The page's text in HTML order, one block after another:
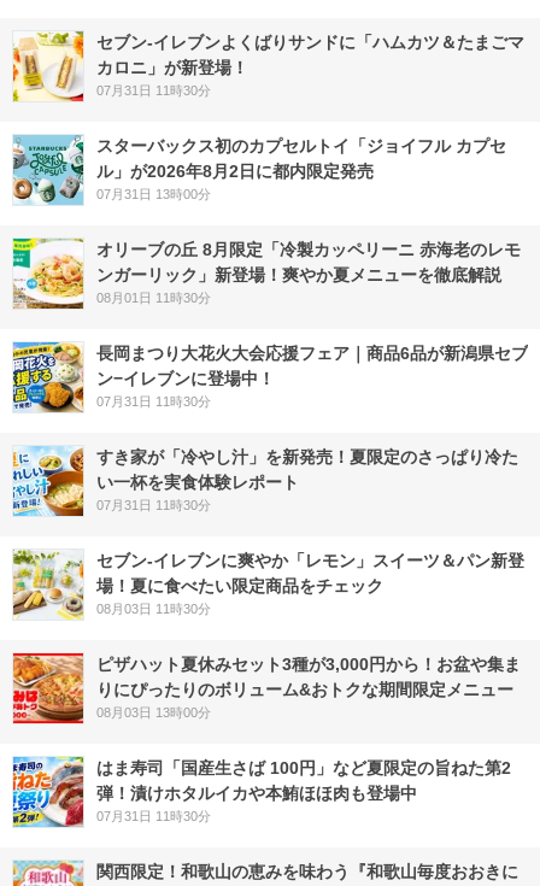
セブン‐イレブンよくばりサンドに「ハムカツ＆たまごマ
カロニ」が新登場！
07月31日 11時30分
スターバックス初のカプセルトイ「ジョイフル カプセ
ル」が2026年8月2日に都内限定発売
07月31日 13時00分
オリーブの丘 8月限定「冷製カッペリーニ 赤海老のレモ
ンガーリック」新登場！爽やか夏メニューを徹底解説
08月01日 11時30分
長岡まつり大花火大会応援フェア｜商品6品が新潟県セブ
ン−イレブンに登場中！
07月31日 11時30分
すき家が「冷やし汁」を新発売！夏限定のさっぱり冷た
い一杯を実食体験レポート
07月31日 11時30分
セブン‐イレブンに爽やか「レモン」スイーツ＆パン新登
場！夏に食べたい限定商品をチェック
08月03日 11時30分
ピザハット夏休みセット3種が3,000円から！お盆や集ま
りにぴったりのボリューム&おトクな期間限定メニュー
08月03日 13時00分
はま寿司「国産生さば 100円」など夏限定の旨ねた第2
弾！漬けホタルイカや本鮪ほほ肉も登場中
07月31日 11時30分
関西限定！和歌山の恵みを味わう『和歌山毎度おおきに